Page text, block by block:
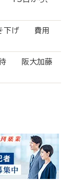
き下げ 費用
待 阪大加藤